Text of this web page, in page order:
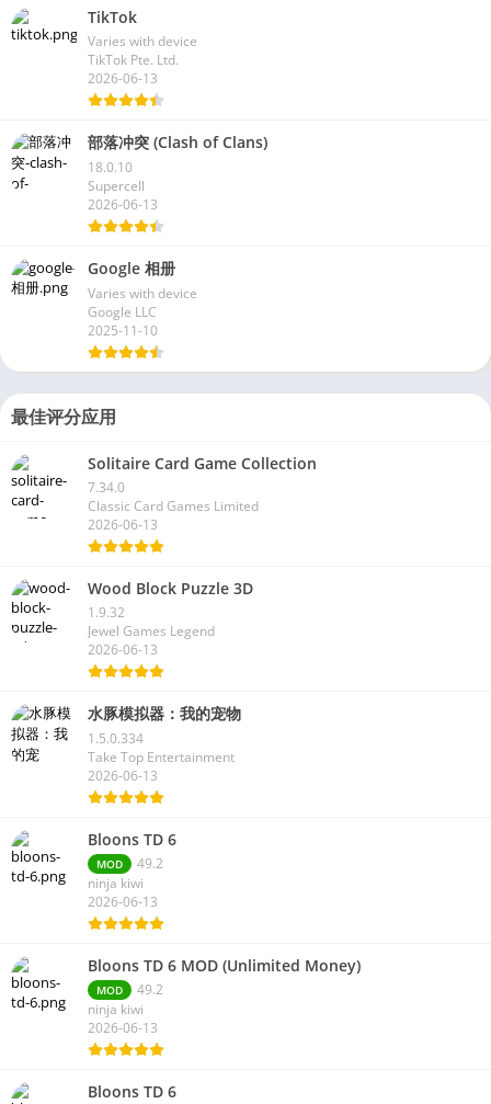
TikTok
Varies with device
TikTok Pte. Ltd.
2026-06-13
部落冲突 (Clash of Clans)
18.0.10
Supercell
2026-06-13
Google 相册
Varies with device
Google LLC
2025-11-10
最佳评分应用
Solitaire Card Game Collection
7.34.0
Classic Card Games Limited
2026-06-13
Wood Block Puzzle 3D
1.9.32
Jewel Games Legend
2026-06-13
水豚模拟器：我的宠物
1.5.0.334
Take Top Entertainment
2026-06-13
Bloons TD 6
MOD
49.2
ninja kiwi
2026-06-13
Bloons TD 6 MOD (Unlimited Money)
MOD
49.2
ninja kiwi
2026-06-13
Bloons TD 6